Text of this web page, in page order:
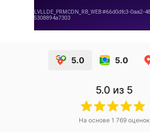
5.0 5.0
5.0 из 5
На основе 1 769оценок